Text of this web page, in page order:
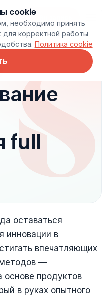
Онлайн запись
full
оставаться
инновации в
впечатляющих
методов —
основе продуктов
в руках опытного
cookie
необходимо принять
корректной работы
Политика cookie